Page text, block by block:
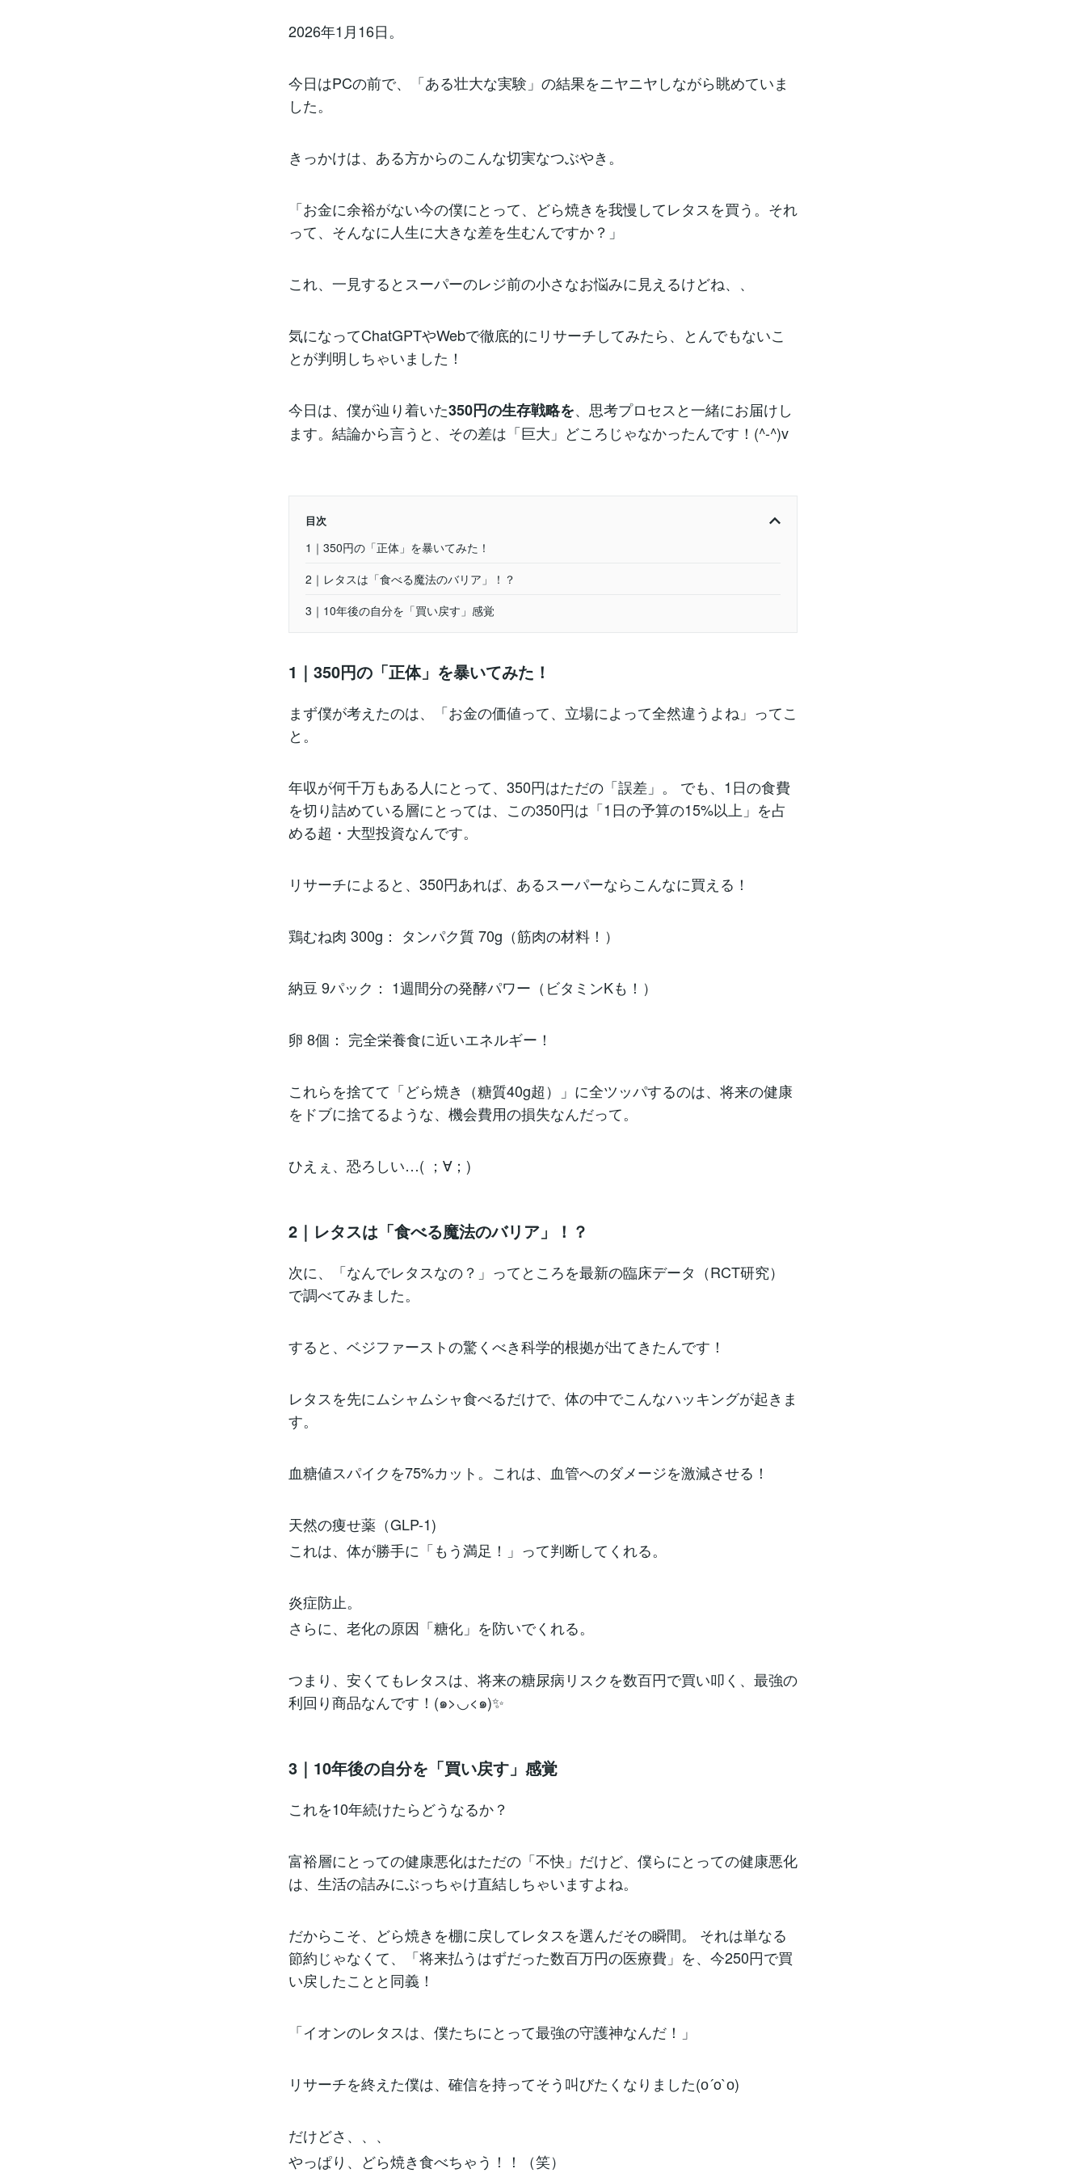
2026年1月16日。
今日はPCの前で、「ある壮大な実験」の結果をニヤニヤしながら眺めていま
した。
きっかけは、ある方からのこんな切実なつぶやき。
「お金に余裕がない今の僕にとって、どら焼きを我慢してレタスを買う。それ
って、そんなに人生に大きな差を生むんですか？」
これ、一見するとスーパーのレジ前の小さなお悩みに見えるけどね、、
気になってChatGPTやWebで徹底的にリサーチしてみたら、とんでもないこ
とが判明しちゃいました！
今日は、僕が辿り着いた350円の生存戦略を、思考プロセスと一緒にお届けし
ます。結論から言うと、その差は「巨大」どころじゃなかったんです！(^-^)v
目次
1｜350円の「正体」を暴いてみた！
2｜レタスは「食べる魔法のバリア」！？
3｜10年後の自分を「買い戻す」感覚
1｜350円の「正体」を暴いてみた！
まず僕が考えたのは、「お金の価値って、立場によって全然違うよね」ってこ
と。
年収が何千万もある人にとって、350円はただの「誤差」。 でも、1日の食費
を切り詰めている層にとっては、この350円は「1日の予算の15%以上」を占
める超・大型投資なんです。
リサーチによると、350円あれば、あるスーパーならこんなに買える！
鶏むね肉 300g： タンパク質 70g（筋肉の材料！）
納豆 9パック： 1週間分の発酵パワー（ビタミンKも！）
卵 8個： 完全栄養食に近いエネルギー！
これらを捨てて「どら焼き（糖質40g超）」に全ツッパするのは、将来の健康
をドブに捨てるような、機会費用の損失なんだって。
ひえぇ、恐ろしい…( ；∀；)
2｜レタスは「食べる魔法のバリア」！？
次に、「なんでレタスなの？」ってところを最新の臨床データ（RCT研究）
で調べてみました。
すると、ベジファーストの驚くべき科学的根拠が出てきたんです！
レタスを先にムシャムシャ食べるだけで、体の中でこんなハッキングが起きま
す。
血糖値スパイクを75%カット。これは、血管へのダメージを激減させる！
天然の痩せ薬（GLP-1)
これは、体が勝手に「もう満足！」って判断してくれる。
炎症防止。
さらに、老化の原因「糖化」を防いでくれる。
つまり、安くてもレタスは、将来の糖尿病リスクを数百円で買い叩く、最強の
利回り商品なんです！(๑>◡<๑)✨
3｜10年後の自分を「買い戻す」感覚
これを10年続けたらどうなるか？
富裕層にとっての健康悪化はただの「不快」だけど、僕らにとっての健康悪化
は、生活の詰みにぶっちゃけ直結しちゃいますよね。
だからこそ、どら焼きを棚に戻してレタスを選んだその瞬間。 それは単なる
節約じゃなくて、「将来払うはずだった数百万円の医療費」を、今250円で買
い戻したことと同義！
「イオンのレタスは、僕たちにとって最強の守護神なんだ！」
リサーチを終えた僕は、確信を持ってそう叫びたくなりました(о´o`о)
だけどさ、、、
やっぱり、どら焼き食べちゃう！！（笑）